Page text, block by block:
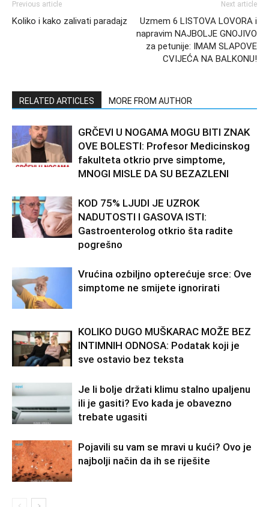
Previous article
Koliko i kako zalivati paradajz
Next article
Uzmem 6 LISTOVA LOVORA i
napravim NAJBOLJE GNOJIVO
za petunije: IMAM SLAPOVE
CVIJEĆA NA BALKONU!
RELATED ARTICLES MORE FROM AUTHOR
GRČEVI U NOGAMA MOGU BITI ZNAK
OVE BOLESTI: Profesor Medicinskog
fakulteta otkrio prve simptome,
MNOGI MISLE DA SU BEZAZLENI
KOD 75% LJUDI JE UZROK
NADUTOSTI I GASOVA ISTI:
Gastroenterolog otkrio šta radite
pogrešno
Vrućina ozbiljno opterećuje srce: Ove
simptome ne smijete ignorirati
KOLIKO DUGO MUŠKARAC MOŽE BEZ
INTIMNIH ODNOSA: Podatak koji je
sve ostavio bez teksta
Je li bolje držati klimu stalno upaljenu
ili je gasiti? Evo kada je obavezno
trebate ugasiti
Pojavili su vam se mravi u kući? Ovo je
najbolji način da ih se riješite